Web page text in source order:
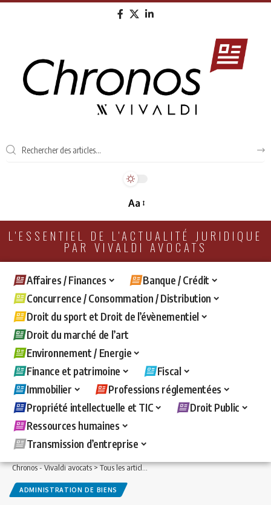
Aa
L'ESSENTIEL DE L'ACTUALITÉ JURIDIQUE
PAR VIVALDI AVOCATS
Affaires / Finances
Banque / Crédit
Concurrence / Consommation / Distribution
Droit du sport et Droit de l’évènementiel
Droit du marché de l’art
Environnement / Energie
Finance et patrimoine
Fiscal
Immobilier
Professions réglementées
Propriété intellectuelle et TIC
Droit Public
Ressources humaines
Transmission d’entreprise
Chronos - Vivaldi avocats>Tous les articles >Immobilier>Administration de
ADMINISTRATION DE BIENS